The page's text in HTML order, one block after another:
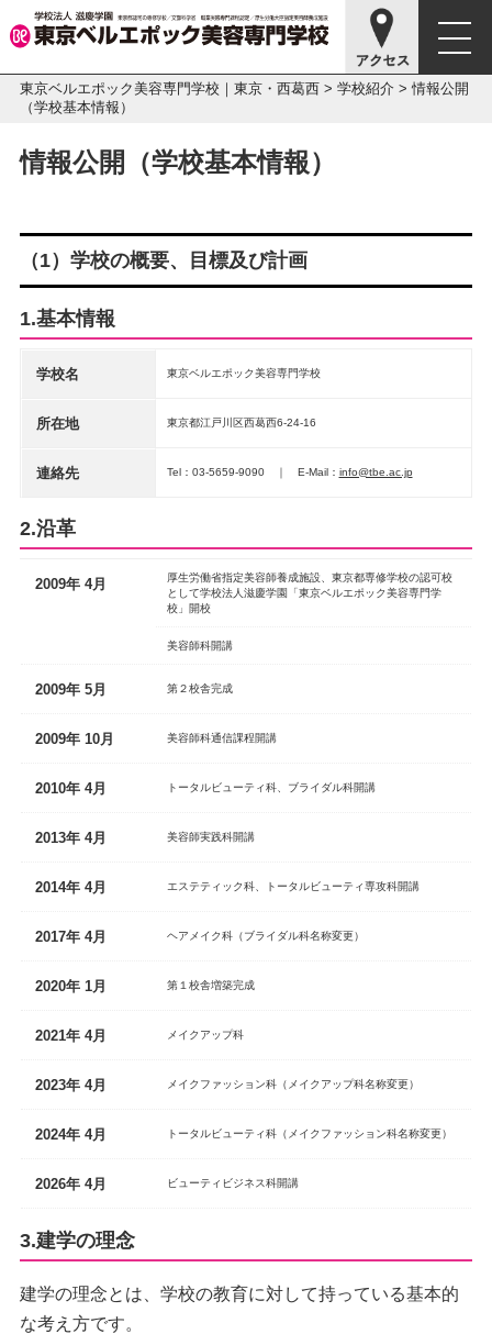
東京ベルエポック美容専門学校｜東京・西葛西> 学校紹介>情報公開
（学校基本情報）
情報公開（学校基本情報）
（1）学校の概要、目標及び計画
1.基本情報
学校名 東京ベルエポック美容専門学校
所在地 東京都江戸川区西葛西6-24-16
連絡先 Tel：03-5659-9090 ｜ E-Mail： info@tbe.ac.jp
2.沿革
2009年 4月
厚生労働省指定美容師養成施設、東京都専修学校の認可校
として学校法人滋慶学園「東京ベルエポック美容専門学
校」開校
美容師科開講
2009年 5月 第２校舎完成
2009年 10月 美容師科通信課程開講
2010年 4月 トータルビューティ科、ブライダル科開講
2013年 4月 美容師実践科開講
2014年 4月 エステティック科、トータルビューティ専攻科開講
2017年 4月 ヘアメイク科（ブライダル科名称変更）
2020年 1月 第１校舎増築完成
2021年 4月 メイクアップ科
2023年 4月 メイクファッション科（メイクアップ科名称変更）
2024年 4月 トータルビューティ科（メイクファッション科名称変更）
2026年 4月 ビューティビジネス科開講
3.建学の理念
建学の理念とは、学校の教育に対して持っている基本的
な考え方です。